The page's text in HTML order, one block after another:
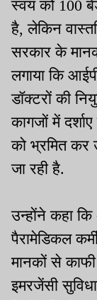
स्वयं को 100
है, लेकिन
सरकार के
लगाया कि
डॉक्टरों की
कागजों में
को भ्रमित कर
जा रही है.
उन्होंने कहा
पैरामेडिकल
मानकों से
इमरजेंसी